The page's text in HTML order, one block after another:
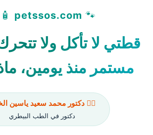
🐾
petssos.com
قطتي لا تأكل ولا
مستمر منذ يومين،
👨‍⚕️ دكتور محمد سعيد ياسين
دكتور في الطب البيطري